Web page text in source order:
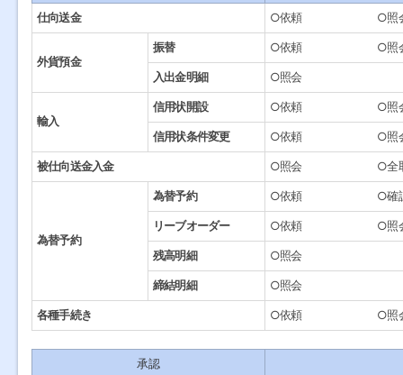
仕向送金
○依頼 ○照
外貨預金
振替 ○依頼
○照
入出金明細
○照会
輸入
信用状開設 ○依頼
○照
信用状条件変更
○依頼
○照
被仕向送金入金
○照会 ○全
為替予約
為替予約 ○依頼
○確
リーブオーダー
○依頼
○照
残高明細
○照会
締結明細
○照会
各種手続き
○依頼 ○照
承認